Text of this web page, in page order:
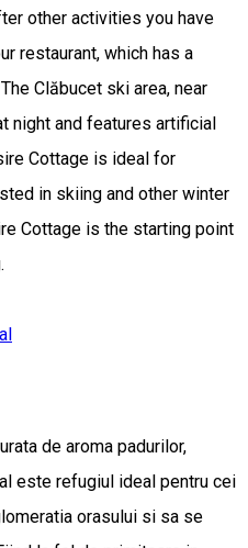
other activities you have
restaurant, which has a
Clăbucet ski area, near
night and features artificial
Cottage is ideal for
in skiing and other winter
Cottage is the starting point
de aroma padurilor,
este refugiul ideal pentru cei
orasului si sa se